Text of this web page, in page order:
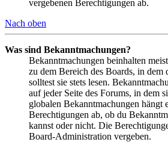
vergebenen Berechtigungen ab.
Nach oben
Was sind Bekanntmachungen?
Bekanntmachungen beinhalten
zu dem Bereich des Boards, in dem
solltest sie stets lesen.
auf jeder Seite des Forums, in dem
globalen Bekanntmachungen hängt
Berechtigungen ab, ob du
kannst oder nicht. Die
Board-Administration vergeben.